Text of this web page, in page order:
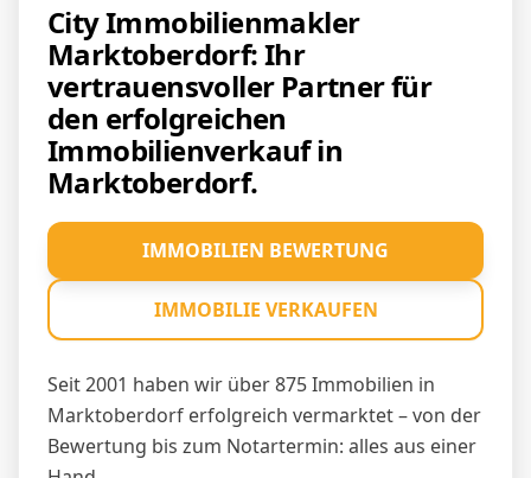
City Immobilienmakler
Marktoberdorf: Ihr
vertrauensvoller Partner für
den erfolgreichen
Immobilienverkauf in
Marktoberdorf.
Seit 2001 haben wir über 875 Immobilien in
Marktoberdorf erfolgreich vermarktet – von der
Bewertung bis zum Notartermin: alles aus einer
IMMOBILIEN BEWERTUNG
IMMOBILIE VERKAUFEN